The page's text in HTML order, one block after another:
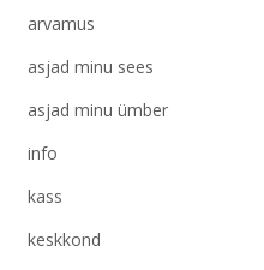
arvamus
asjad minu sees
asjad minu ümber
info
kass
keskkond